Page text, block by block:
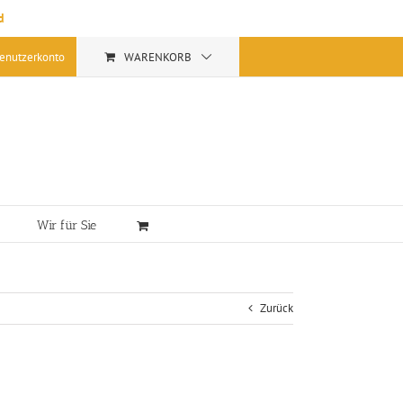
WARENKORB
Wir für Sie
Zurück